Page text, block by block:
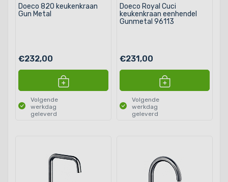
Doeco 820 keukenkraan
Gun Metal
€232,00
Volgende
werkdag
geleverd
Doeco Royal Cuci
keukenkraan eenhendel
Gunmetal 96113
€231,00
Volgende
werkdag
geleverd